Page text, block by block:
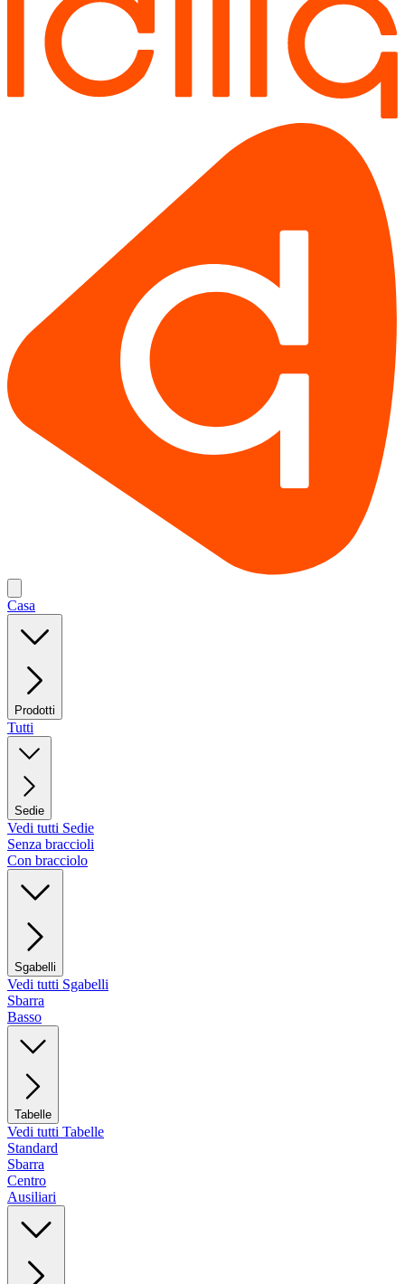
Casa
Prodotti
Tutti
Sedie
Vedi tutti Sedie
Senza braccioli
Con bracciolo
Sgabelli
Vedi tutti Sgabelli
Sbarra
Basso
Tabelle
Vedi tutti Tabelle
Standard
Sbarra
Centro
Ausiliari